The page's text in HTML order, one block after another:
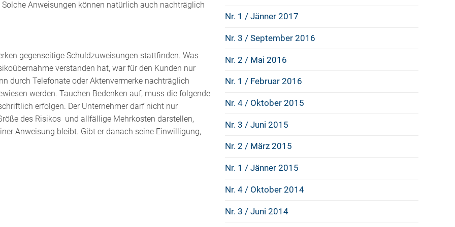
Anweisungen können natürlich auch nachträglich
gegenseitige Schuldzuweisungen stattfinden. Was
verstanden hat, war für den Kunden nur
durch Telefonate oder Aktenvermerke nachträglich
werden. Tauchen Bedenken auf, muss die folgende
erfolgen. Der Unternehmer darf nicht nur
des Risikos und allfällige Mehrkosten darstellen,
Anweisung bleibt. Gibt er danach seine Einwilligung,
Nr. 1 / Jänner 2017
Nr. 3 / September 2016
Nr. 2 / Mai 2016
Nr. 1 / Februar 2016
Nr. 4 / Oktober 2015
Nr. 3 / Juni 2015
Nr. 2 / März 2015
Nr. 1 / Jänner 2015
Nr. 4 / Oktober 2014
Nr. 3 / Juni 2014